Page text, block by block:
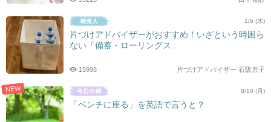
1/6 (水)
片づけアドバイザーがおすすめ！いざという時困ら
ない「備蓄・ローリングス...
片づけアドバイザー 石阪京子
15998
NEW 8/10 (月)
「ベンチに座る」を英語で言うと？